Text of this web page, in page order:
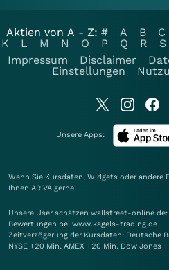
Aktien von A - Z: # A B C
K
L M N O P Q R S
Impressum
Disclaimer
Einstellungen
Unsere Apps:
Wenn Sie Kursdaten, Widgets oder
Ihnen ARIVA gerne.
Unsere User schätzen wallstreet-
Bewertungen bei www.kagels-trading.de
Zeitverzögerung der Kursdaten: Deutsche
NYSE +20 Min. AMEX +20 Min. Dow Jones